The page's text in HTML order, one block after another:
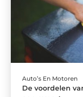
Auto’s En Motoren
De voordelen